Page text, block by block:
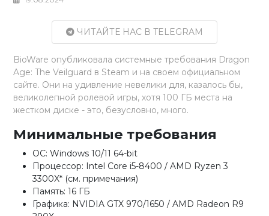
ЧИТАЙТЕ НАС В TELEGRAM
BioWare опубликовала системные требования Dragon
Age: The Veilguard в Steam и на своем официальном
сайте. Они на удивление невелики для, казалось бы,
великолепной ролевой игры, хотя 100 ГБ места на
жестком диске - это, безусловно, много.
Минимальные требования
ОС: Windows 10/11 64-bit
Процессор: Intel Core i5-8400 / AMD Ryzen 3
3300X* (см. примечания)
Память: 16 ГБ
Графика: NVIDIA GTX 970/1650 / AMD Radeon R9